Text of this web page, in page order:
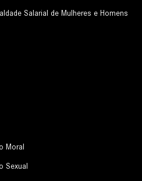
Salarial de Mulheres e Homens
Moral
Sexual